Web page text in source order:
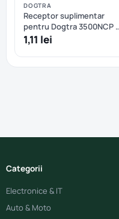
DOGTRA
Receptor suplimentar
pentru Dogtra 3500NCP -
Portocaliu
1,11 lei
Categorii
Electronice & IT
Auto & Moto